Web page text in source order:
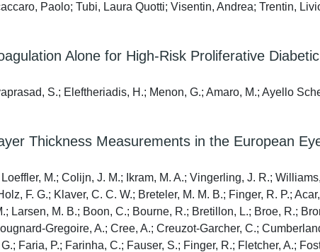
Paolo; Tubi, Laura Quotti; Visentin, Andrea; Trentin,
Alone for High-Risk Proliferative
S.; Eleftheriadis, H.; Menon, G.; Amaro, M.; Ayello
Thickness Measurements in the European
M.; Colijn, J. M.; Ikram, M. A.; Vingerling, J. R.;
F. G.; Klaver, C. C. W.; Breteler, M. M. B.; Finger, R. P.;
M. B.; Boon, C.; Bourne, R.; Bretillon, L.; Broe, R.;
Gregoire, A.; Cree, A.; Creuzot-Garcher, C.;
Faria, P.; Farinha, C.; Fauser, S.; Finger, R.; Fletcher, A.;